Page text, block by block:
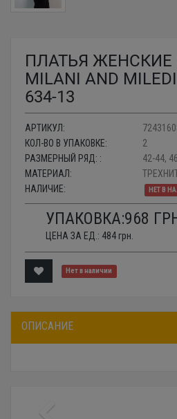
ПЛАТЬЯ
MILANI AND
634-13
АРТИКУЛ:
КОЛ-ВО В УПАКОВКЕ:
2
РАЗМЕРНЫЙ РЯД: :
42-44,
МАТЕРИАЛ:
НАЛИЧИЕ:
НЕТ В
УПАКОВКА:968
ЦЕНА ЗА ЕД.: 484 грн.
Нет в наличии
ОПИСАНИЕ